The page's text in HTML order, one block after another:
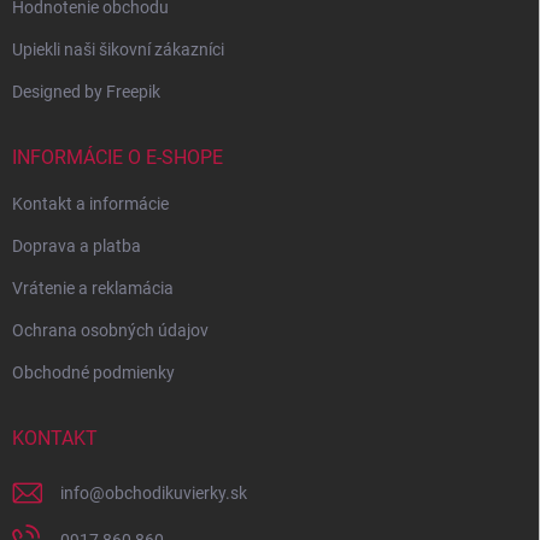
Hodnotenie obchodu
Upiekli naši šikovní zákazníci
Designed by Freepik
INFORMÁCIE O E-SHOPE
Kontakt a informácie
Doprava a platba
Vrátenie a reklamácia
Ochrana osobných údajov
Obchodné podmienky
KONTAKT
info@obchodikuvierky.sk